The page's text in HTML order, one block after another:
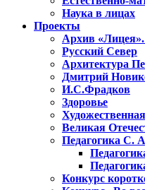
Наука в лицах
Проекты
Архив
Русский Север
Архитектура
Дмитрий
И.С.Фрадков
Здоровье
Великая
Педагогика С.
Конкурс